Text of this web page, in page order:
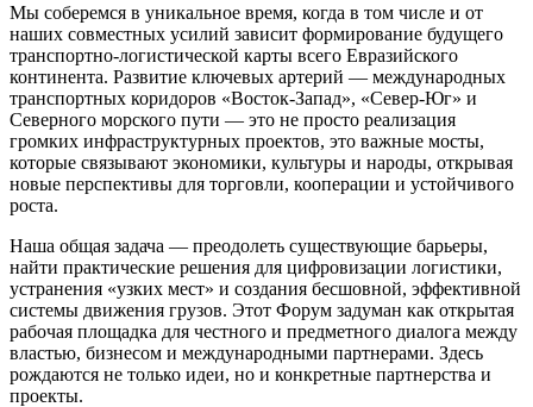
Мы соберемся в уникальное время, когда в том числе и от
наших совместных усилий зависит формирование будущего
транспортно-логистической карты всего Евразийского
континента. Развитие ключевых артерий — международных
транспортных коридоров «Восток-Запад», «Север-Юг» и
Северного морского пути — это не просто реализация
громких инфраструктурных проектов, это важные мосты,
которые связывают экономики, культуры и народы, открывая
новые перспективы для торговли, кооперации и устойчивого
роста.
Наша общая задача — преодолеть существующие барьеры,
найти практические решения для цифровизации логистики,
устранения «узких мест» и создания бесшовной, эффективной
системы движения грузов. Этот Форум задуман как открытая
рабочая площадка для честного и предметного диалога между
властью, бизнесом и международными партнерами. Здесь
рождаются не только идеи, но и конкретные партнерства и
проекты.